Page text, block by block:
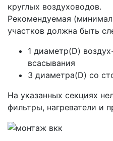
круглых воздуховодов.
Рекомендуемая
участков должна быть
1 диаметр(D)
всасывания
3 диаметра(D) со
На указанных секциях
фильтры, нагреватели и